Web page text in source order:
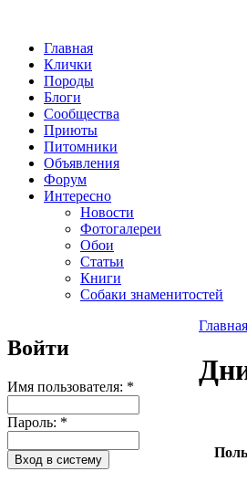
Главная
Клички
Породы
Блоги
Сообщества
Приюты
Питомники
Объявления
Форум
Интересно
Новости
Фотогалереи
Обои
Статьи
Книги
Собаки знаменитостей
Войти
Имя пользователя: *
Пароль: *
Главная